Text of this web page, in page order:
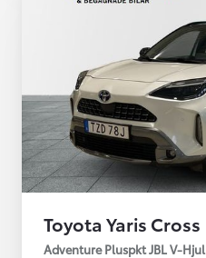
Toyota Yaris Cross
Adventure Pluspkt JBL V-Hjul